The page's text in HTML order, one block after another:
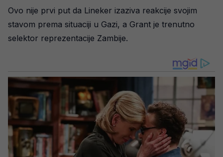
Ovo nije prvi put da Lineker izaziva reakcije svojim
stavom prema situaciji u Gazi, a Grant je trenutno
selektor reprezentacije Zambije.